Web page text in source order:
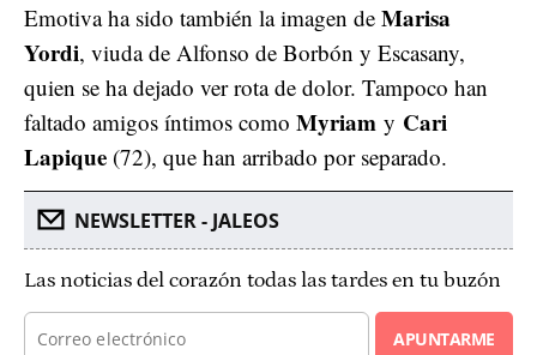
Emotiva ha sido también la imagen de Marisa
Yordi, viuda de Alfonso de Borbón y Escasany,
quien se ha dejado ver rota de dolor. Tampoco han
faltado amigos íntimos como Myriam y Cari
Lapique (72), que han arribado por separado.
NEWSLETTER - JALEOS
Las noticias del corazón todas las tardes en tu buzón
APUNTARME